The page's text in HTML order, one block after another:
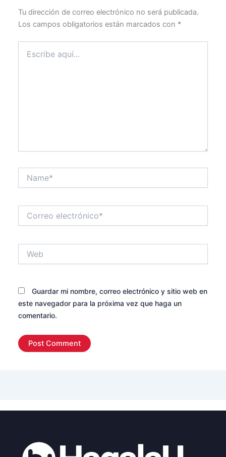
Tu dirección de correo electrónico no será publicada.
Los campos obligatorios están marcados con *
aquí...
electrónico*
Guardar mi nombre, correo electrónico y sitio web en
este navegador para la próxima vez que haga un
comentario.